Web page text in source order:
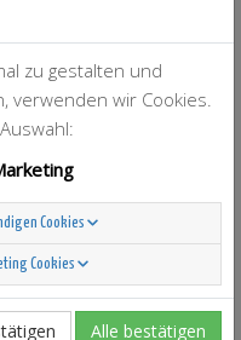
zu gestalten und
wir Cookies.
Cookies
Cookies
Alle bestätigen